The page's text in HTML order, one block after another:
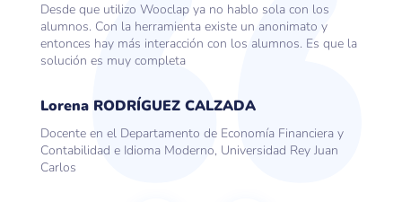
Desde que utilizo Wooclap ya no hablo sola con los
alumnos. Con la herramienta existe un anonimato y
entonces hay más interacción con los alumnos. Es que la
solución es muy completa
Lorena RODRÍGUEZ CALZADA
Docente en el Departamento de Economía Financiera y
Contabilidad e Idioma Moderno, Universidad Rey Juan
Carlos